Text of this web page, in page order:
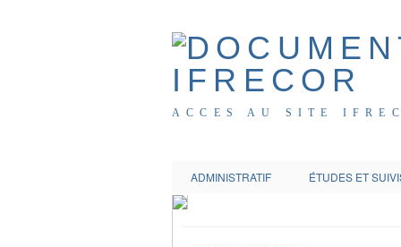
ACCES AU SITE
ADMINISTRATIF ÉTUDES ET